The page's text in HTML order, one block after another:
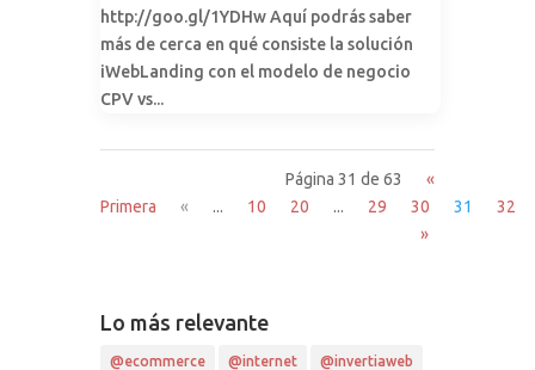
http://goo.gl/1YDHw Aquí podrás saber
más de cerca en qué consiste la solución
iWebLanding con el modelo de negocio
CPV vs...
Página 31 de 63
«
Primera
« ... 10 20 ... 29 30 31
32
»
Lo más relevante
@ecommerce @internet @invertiaweb